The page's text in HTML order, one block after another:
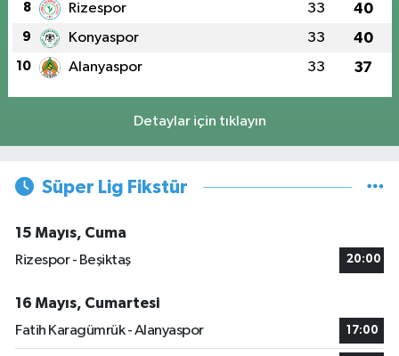
8 Rizespor 33 40
9 Konyaspor 33 40
10 Alanyaspor 33 37
Detaylar için tıklayın
Süper Lig Fikstür
15 Mayıs, Cuma
Rizespor - Beşiktaş
20:00
16 Mayıs, Cumartesi
Fatih Karagümrük - Alanyaspor
17:00